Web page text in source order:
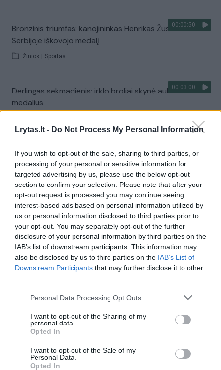
Lrytas.lt - Do Not Process My Personal Information
If you wish to opt-out of the sale, sharing to third parties, or
processing of your personal or sensitive information for
targeted advertising by us, please use the below opt-out
section to confirm your selection. Please note that after your
opt-out request is processed you may continue seeing
interest-based ads based on personal information utilized by
us or personal information disclosed to third parties prior to
your opt-out. You may separately opt-out of the further
disclosure of your personal information by third parties on the
IAB’s list of downstream participants. This information may
also be disclosed by us to third parties on the IAB’s List of
Downstream Participants that may further disclose it to other
Personal Data Processing Opt Outs
I want to opt-out of the Sharing of my
personal data.
Opted In
I want to opt-out of the Sale of my
Personal Data.
Opted In
00:00:50
Bronzinis triumfas: kanojininkas Henrikas Žustautas
Serbijoje iškovojo medalį
Žinios Sportas
00:03:00
Derlingas sekmadienis: irklo broliai skynė aukso
medalius
00:02:52
Permainų vėjų įsiūbuotas kanojininkų valtis vairuoti
padeda mokslininkas
Žinios Sportas
J. Šuklinas apie H. Žustautą: „Jis priprato prie pergalių“
Žinios
Rio de Žaneiru nusivylęs Henrikas Žustautas: ne mano
Žinios Sportas
Henrikas Žustautas apie norimą pašalinti jo rungtį:
Žinios | Sportas